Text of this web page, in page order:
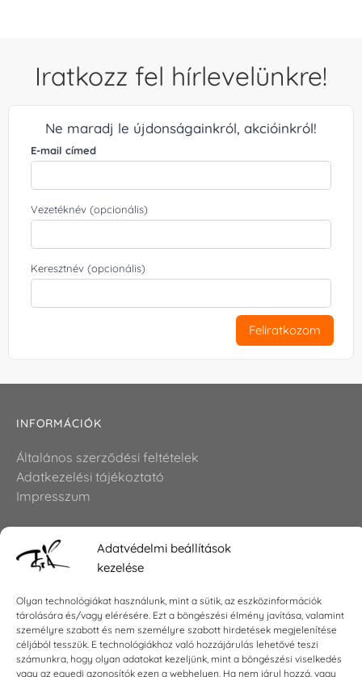
Adatvédelmi beállítások
kezelése
Olyan technológiákat használunk, mint a sütik, az eszközinformációk
tárolására és/vagy elérésére. Ezt a böngészési élmény javítása, valamint
személyre szabott és nem személyre szabott hirdetések megjelenítése
céljából tesszük. E technológiákhoz való hozzájárulás lehetővé teszi
számunkra, hogy olyan adatokat kezeljünk, mint a böngészési viselkedés
vagy az egyedi azonosítók ezen a webhelyen. Ha nem járul hozzá, vagy
Iratkozz fel hírlevelünkre!
Ne maradj le újdonságainkról, akcióinkról!
E-mail címed
Vezetéknév (opcionális)
Keresztnév (opcionális)
Feliratkozom
INFORMÁCIÓK
Általános szerződési feltételek
Adatkezelési tájékoztató
Impresszum
KAPCSOLAT
Telefon: +36 30 6767872
KÖZÖSSÉGI